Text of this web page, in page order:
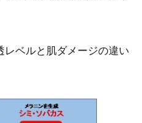
レベルと肌ダメージの違い